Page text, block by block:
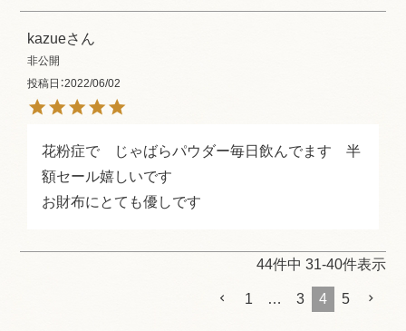
kazue
非公開
投稿日 2022/06/02
花粉症で　じゃばらパウダー毎日飲んでます　半
額セール嬉しいです
お財布にとても優しです
44件中 31-40件表示
1 … 3 4 5